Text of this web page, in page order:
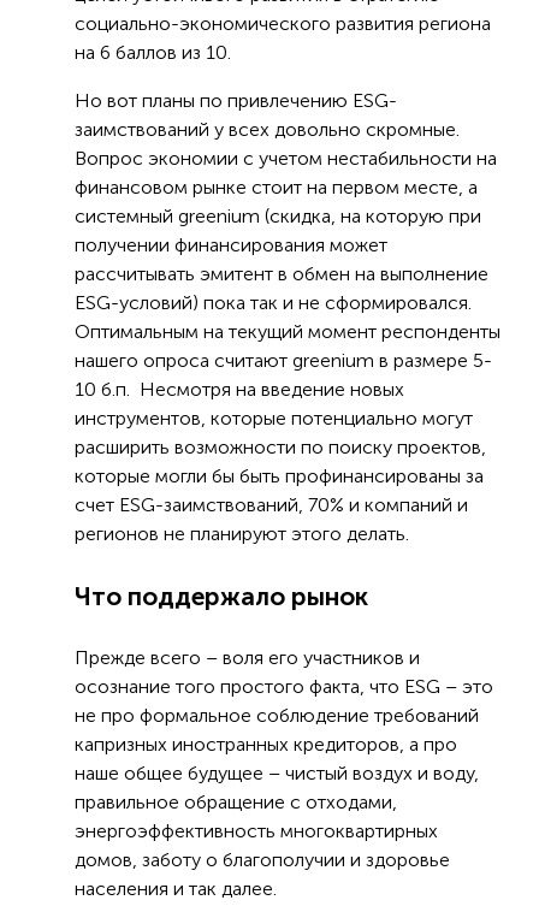
социально-экономического развития региона
на 6 баллов из 10.
Но вот планы по привлечению ESG-
заимствований у всех довольно скромные.
Вопрос экономии с учетом нестабильности на
финансовом рынке стоит на первом месте, а
системный greenium (скидка, на которую при
получении финансирования может
рассчитывать эмитент в обмен на выполнение
ESG-условий) пока так и не сформировался.
Оптимальным на текущий момент респонденты
нашего опроса считают greenium в размере 5-
10 б.п. Несмотря на введение новых
инструментов, которые потенциально могут
расширить возможности по поиску проектов,
которые могли бы быть профинансированы за
счет ESG-заимствований, 70% и компаний и
регионов не планируют этого делать.
Что поддержало рынок
Прежде всего – воля его участников и
осознание того простого факта, что ESG – это
не про формальное соблюдение требований
капризных иностранных кредиторов, а про
наше общее будущее – чистый воздух и воду,
правильное обращение с отходами,
энергоэффективность многоквартирных
домов, заботу о благополучии и здоровье
населения и так далее.